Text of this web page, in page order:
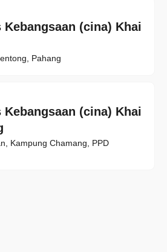
(cina) Khai
Pahang
(cina) Khai
Kampung Chamang, PPD